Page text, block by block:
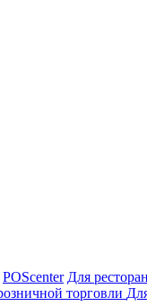
POScenter Для
торговли